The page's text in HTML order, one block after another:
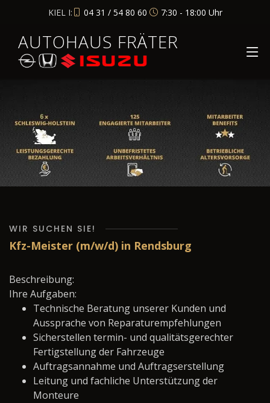
KIEL I: 04 31 / 54 80 60 7:30 - 18:00 Uhr
AUTOHAUS FRÄTER
WIR SUCHEN SIE!
Kfz-Meister (m/w/d) in Rendsburg
Beschreibung:
Ihre Aufgaben:
Technische Beratung unserer Kunden und
Aussprache von Reparaturempfehlungen
Sicherstellen termin- und qualitätsgerechter
Fertigstellung der Fahrzeuge
Auftragsannahme und Auftragserstellung
Leitung und fachliche Unterstützung der
Monteure